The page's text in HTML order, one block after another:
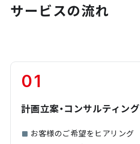
サービスの流れ
01
計画立案・コンサルティング
お客様のご希望をヒアリング